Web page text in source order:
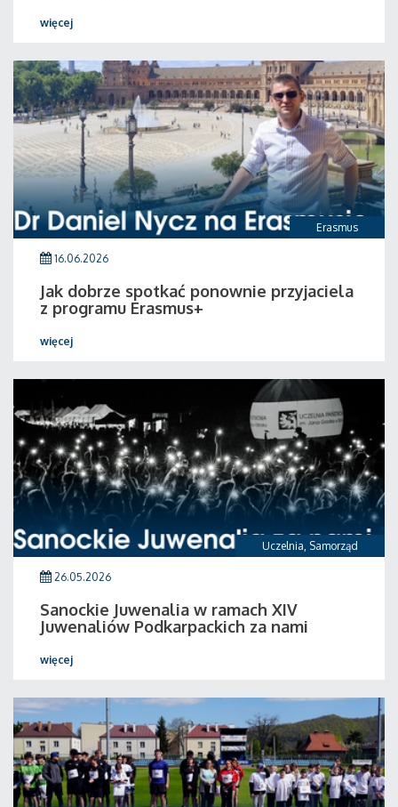
więcej
Erasmus
16.06.2026
Jak dobrze spotkać ponownie przyjaciela
z programu Erasmus+
więcej
Uczelnia, Samorząd
26.05.2026
Sanockie Juwenalia w ramach XIV
Juwenaliów Podkarpackich za nami
więcej